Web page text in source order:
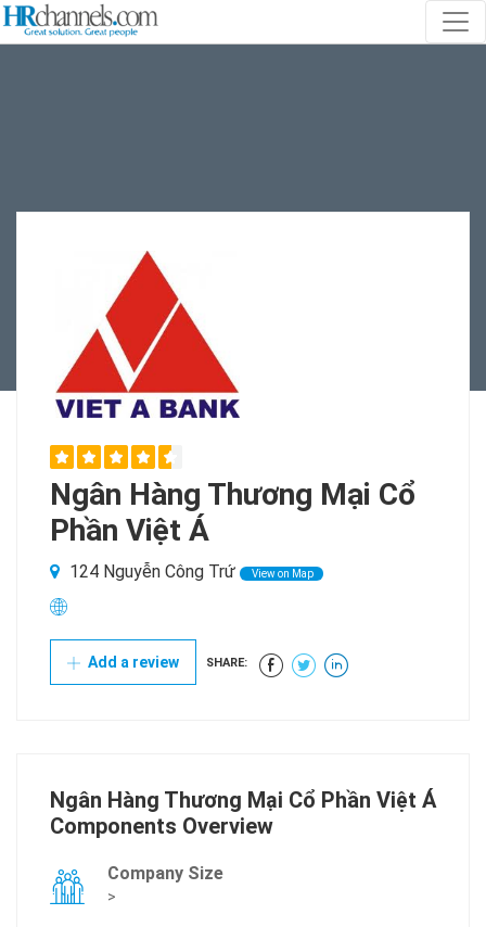
Ngân Hàng Thương Mại Cổ
Phần Việt Á
124 Nguyễn Công Trứ View on Map
Add a review SHARE:
Ngân Hàng Thương Mại Cổ Phần Việt Á
Components Overview
Company Size
>